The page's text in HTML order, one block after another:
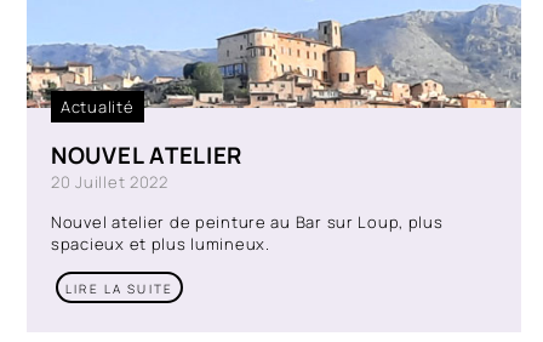
Actualité
NOUVEL ATELIER
20 Juillet 2022
Nouvel atelier de peinture au Bar sur Loup, plus
spacieux et plus lumineux.
LIRE LA SUITE